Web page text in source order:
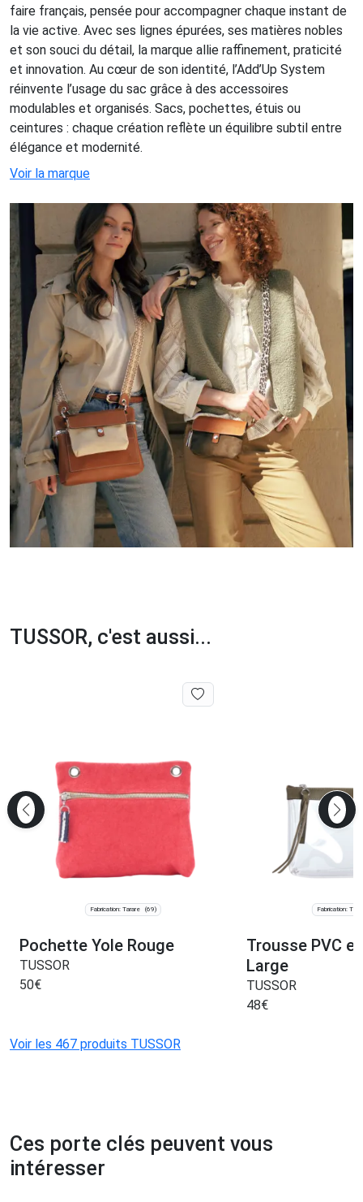
faire français, pensée pour accompagner chaque instant de
la vie active. Avec ses lignes épurées, ses matières nobles
et son souci du détail, la marque allie raffinement, praticité
et innovation. Au cœur de son identité, l’Add’Up System
réinvente l’usage du sac grâce à des accessoires
modulables et organisés. Sacs, pochettes, étuis ou
ceintures : chaque création reflète un équilibre subtil entre
élégance et modernité.
Voir la marque
TUSSOR, c'est aussi...
Fabrication: Tarare (69)
Pochette Yole Rouge
TUSSOR
50€
Fabrication:
Trousse PVC
Large
TUSSOR
48€
Voir les 467 produits TUSSOR
Ces porte clés peuvent vous
intéresser